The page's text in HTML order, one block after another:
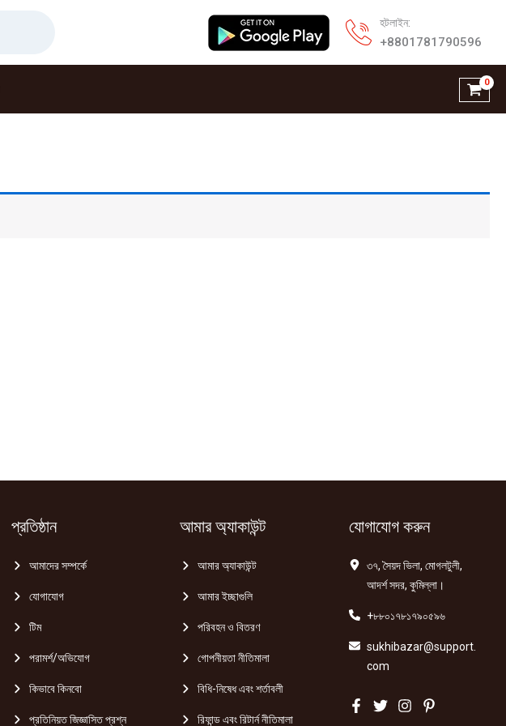
হটলাইন:
+8801781790596
প্রতিষ্ঠান
আমাদের সম্পর্কে
যোগাযোগ
টিম
পরামর্শ/অভিযোগ
কিভাবে কিনবো
প্রতিনিয়ত জিজ্ঞাসিত প্রশ্ন
আমার অ্যাকাউন্ট
আমার অ্যাকাউন্ট
আমার ইচ্ছাগুলি
পরিবহন ও বিতরণ
গোপনীয়তা নীতিমালা
বিধি-নিষেধ এবং শর্তাবলী
রিফান্ড এবং রিটার্ন নীতিমালা
যোগাযোগ করুন
৩৭, সৈয়দ ভিলা, মোগলটুলী,
আদর্শ সদর, কুমিল্লা।
+৮৮০১৭৮১৭৯০৫৯৬
sukhibazar@support.
com